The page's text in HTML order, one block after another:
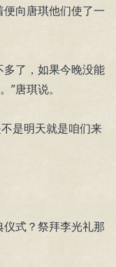
向唐琪他们使了一
了，如果今晚没能
唐琪说。
是明天就是咱们来
式？祭拜李光礼那